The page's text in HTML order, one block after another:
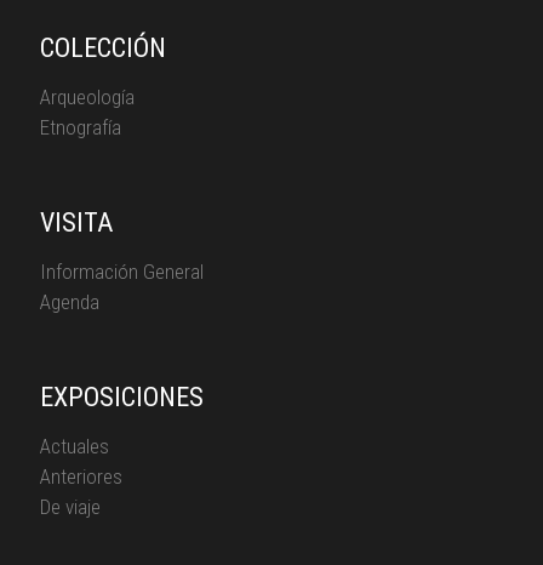
COLECCIÓN
Arqueología
Etnografía
VISITA
Información General
Agenda
EXPOSICIONES
Actuales
Anteriores
De viaje